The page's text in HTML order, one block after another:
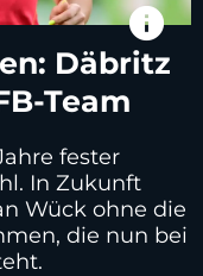
info
Däbritz
Team
fester
In Zukunft
Wück ohne die
die nun bei